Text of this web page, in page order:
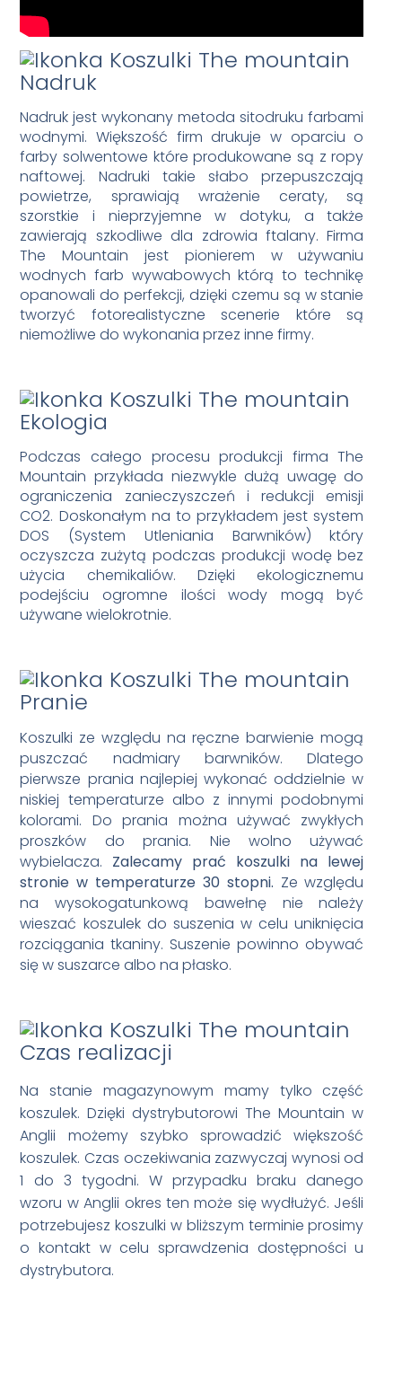
Nadruk
Nadruk jest wykonany metoda sitodruku farbami
wodnymi. Większość firm drukuje w oparciu o
farby solwentowe które produkowane są z ropy
naftowej. Nadruki takie słabo przepuszczają
powietrze, sprawiają wrażenie ceraty, są
szorstkie i nieprzyjemne w dotyku, a także
zawierają szkodliwe dla zdrowia ftalany. Firma
The Mountain jest pionierem w używaniu
wodnych farb wywabowych którą to technikę
opanowali do perfekcji, dzięki czemu są w stanie
tworzyć fotorealistyczne scenerie które są
niemożliwe do wykonania przez inne firmy.
Ekologia
Podczas całego procesu produkcji firma The
Mountain przykłada niezwykle dużą uwagę do
ograniczenia zanieczyszczeń i redukcji emisji
CO2. Doskonałym na to przykładem jest system
DOS (System Utleniania Barwników) który
oczyszcza zużytą podczas produkcji wodę bez
użycia chemikaliów. Dzięki ekologicznemu
podejściu ogromne ilości wody mogą być
używane wielokrotnie.
Pranie
Koszulki ze względu na ręczne barwienie mogą
puszczać nadmiary barwników. Dlatego
pierwsze prania najlepiej wykonać oddzielnie w
niskiej temperaturze albo z innymi podobnymi
kolorami. Do prania można używać zwykłych
proszków do prania. Nie wolno używać
wybielacza. Zalecamy prać koszulki na lewej
stronie w temperaturze 30 stopni. Ze względu
na wysokogatunkową bawełnę nie należy
wieszać koszulek do suszenia w celu uniknięcia
rozciągania tkaniny. Suszenie powinno obywać
się w suszarce albo na płasko.
Czas realizacji
Na stanie magazynowym mamy tylko część
koszulek. Dzięki dystrybutorowi The Mountain w
Anglii możemy szybko sprowadzić większość
koszulek. Czas oczekiwania zazwyczaj wynosi od
1 do 3 tygodni. W przypadku braku danego
wzoru w Anglii okres ten może się wydłużyć. Jeśli
potrzebujesz koszulki w bliższym terminie prosimy
o kontakt w celu sprawdzenia dostępności u
dystrybutora.